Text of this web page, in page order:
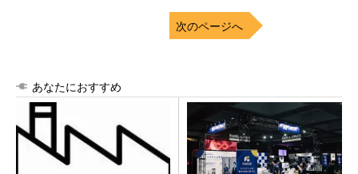
次のページへ
あなたにおすすめ